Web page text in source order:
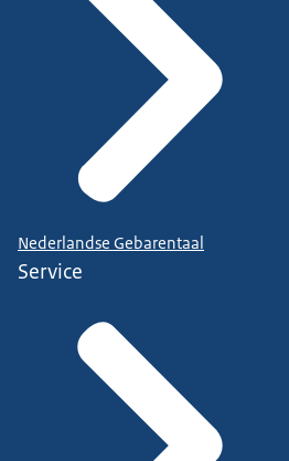
Nederlandse Gebarentaal
Service